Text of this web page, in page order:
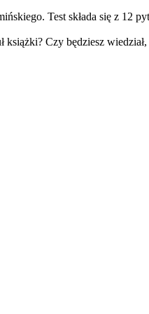
Test składa się z 12
książki? Czy będziesz